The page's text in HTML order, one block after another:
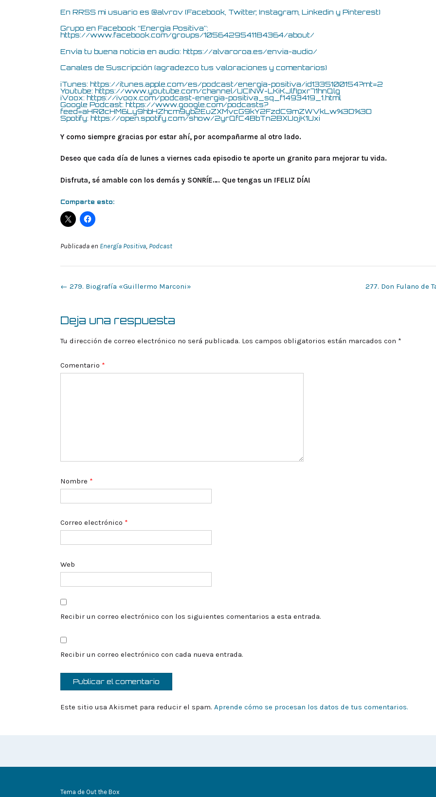
En RRSS mi usuario es @alvrov (Facebook, Twitter, Instagram, Linkedin y Pinterest)
Grupo en Facebook “Energía Positiva”:
https://www.facebook.com/groups/1056429541184364/about/
Envía tu buena noticia en audio: https://alvaroroa.es/envia-audio/
Canales de Suscripción (agradezco tus valoraciones y comentarios)
iTunes: https://itunes.apple.com/es/podcast/energía-positiva/id1335100154?mt=2
Youtube: https://www.youtube.com/channel/UCINW-LKiKJlfIpxr71hnQlg
iVoox: https://ivoox.com/podcast-energia-positiva_sq_f1493419_1.html
Google Podcast: https://www.google.com/podcasts?
feed=aHR0cHM6Ly9hbHZhcm9yb2EuZXMvcG9kY2FzdC9mZWVkLw%3D%3D
Spotify: https://open.spotify.com/show/2yrQfC4BbTn2BXUojK1Uxi
Y como siempre gracias por estar ahí, por acompañarme al otro lado.
Deseo que cada día de lunes a viernes cada episodio te aporte un granito para mejorar tu vida.
Disfruta, sé amable con los demás y SONRÍE…. Que tengas un ¡FELIZ DÍA!
Comparte esto:
Publicada en Energía Positiva, Podcast
Navegación
entrada
277. Don Fulano de
← 279. Biografía «Guillermo Marconi»
Deja una respuesta
Tu dirección de correo electrónico no será publicada. Los campos obligatorios están marcados con *
Comentario *
Nombre *
Correo electrónico *
Web
Recibir un correo electrónico con los siguientes comentarios a esta entrada.
Recibir un correo electrónico con cada nueva entrada.
Este sitio usa Akismet para reducir el spam. Aprende cómo se procesan los datos de tus comentarios.
Tema de Out the Box